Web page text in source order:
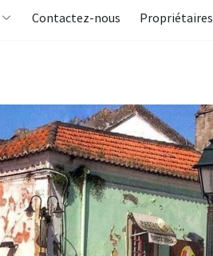
Contactez-nous Propriétaires